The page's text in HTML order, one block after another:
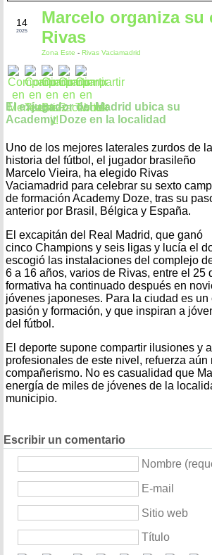
14
2025
Marcelo organiza
Rivas
Zona Este - Rivas Vaciamadrid
El exjugador del Madrid ubica su
Academy Doze en la localidad
Uno de los mejores laterales zurdos de la
historia del fútbol, el jugador brasileño
Marcelo Vieira, ha elegido Rivas
Vaciamadrid para celebrar su sexto
de formación Academy Doze, tras su
anterior por Brasil, Bélgica y España.
El excapitán del Real Madrid, que ganó
cinco Champions y seis ligas y lucía el
escogió las instalaciones del complejo
6 a 16 años, varios de Rivas, entre el
formativa ha continuado después en
jóvenes japoneses. Para la ciudad es
pasión y formación, y que inspiran a
del fútbol.
El deporte supone compartir ilusiones y
profesionales de este nivel, refuerza
compañerismo. No es casualidad que
energía de miles de jóvenes de la
municipio.
Escribir un comentario
Nombre
E-mail
Sitio web
Título